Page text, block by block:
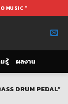
MUSIC "
รู้ ผลงาน
DRUM PEDAL”